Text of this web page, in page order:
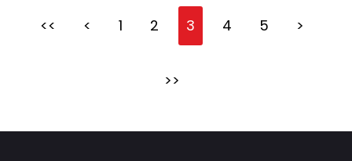
<< < 1 2 3 4 5 >
>>